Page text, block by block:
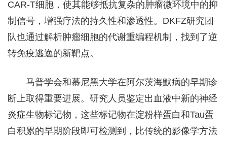
CAR-T细胞，使其能够抵抗复杂的肿瘤微环境中的抑
制信号，增强疗法的持久性和渗透性。DKFZ研究团
队也通过解析肿瘤细胞的代谢重编程机制，找到了逆
转免疫逃逸的新靶点。
马普学会和慕尼黑大学在阿尔茨海默病的早期诊
断上取得重要进展。研究人员鉴定出血液中新的神经
炎症生物标记物，这些标记物在淀粉样蛋白和Tau蛋
白积累的早期阶段即可检测到，比传统的影像学方法